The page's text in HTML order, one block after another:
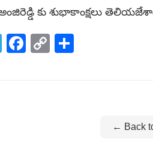
కు శుభాకాంక్షలు
Telegram
Facebook
Copy
← Back